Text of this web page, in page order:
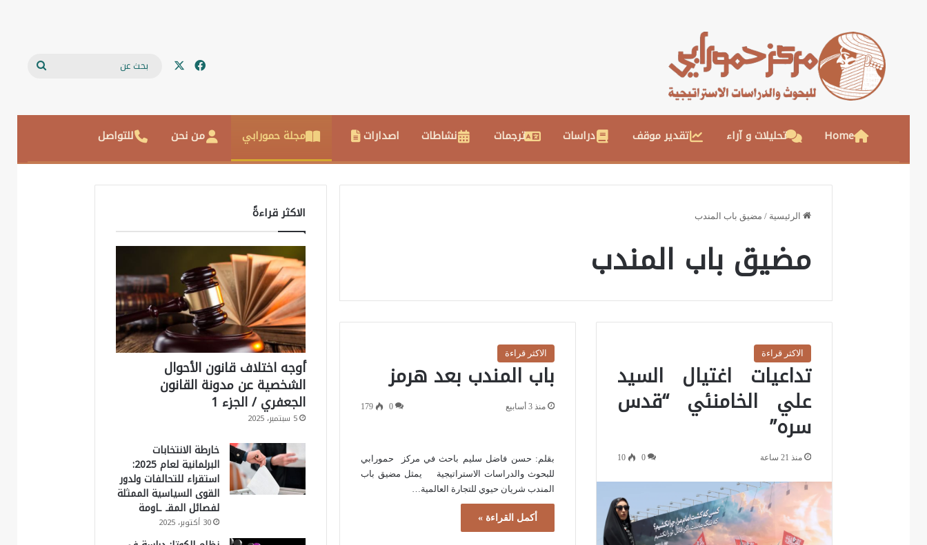
فيسبوك
Home تحليلات و آراء تقدير موقف دراسات ترجمات نشاطات اصدارات مجلة حمورابي من نحن للتواصل
الرئيسية / مضيق باب المندب
مضيق باب المندب
الاكثر قراءة
تداعيات اغتيال السيد
علي الخامنئي “قدس
سره”
منذ 21 ساعة 0
10
الاكثر قراءة
باب المندب بعد هرمز
منذ 3 أسابيع 0
179
بقلم: حسن فاضل سليم باحث في مركز حمورابي
للبحوث والدراسات الاستراتيجية يمثل مضيق باب
المندب شريان حيوي للتجارة العالمية…
أكمل القراءة »
الاكثر قراءةً
أوجه اختلاف قانون الأحوال
الشخصية عن مدونة القانون
الجعفري / الجزء 1
5 سبتمبر، 2025
خارطة الانتخابات
البرلمانية لعام 2025:
استقراء للتحالفات ولدور
القوى السياسية الممثلة
لفصائل المقـ ـاومة
30 أكتوبر، 2025